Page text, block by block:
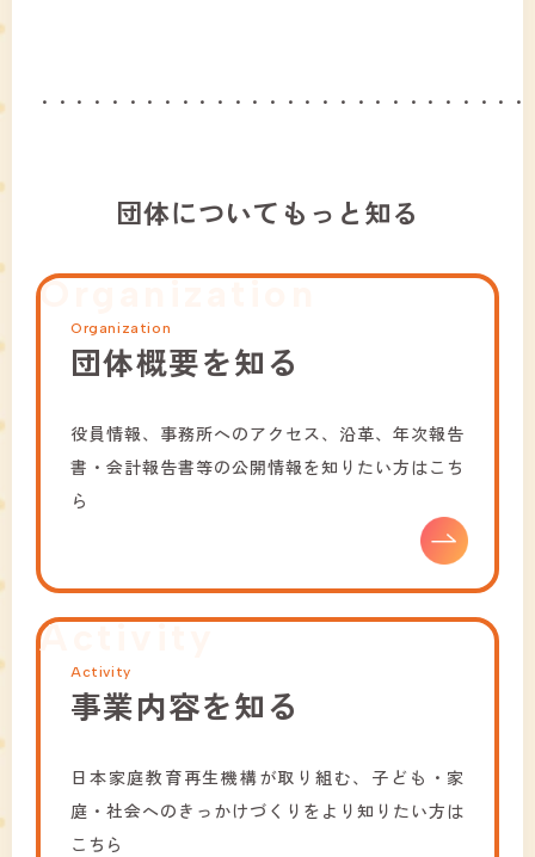
・・・・・・・・・・・・・・・・・・・・・・・・・・・
団体についてもっと知る
Organization
Organization
団体概要を知る
役員情報、事務所へのアクセス、沿革、年次報告
書・会計報告書等の公開情報を知りたい方はこち
ら
Activity
Activity
事業内容を知る
日本家庭教育再生機構が取り組む、子ども・家
庭・社会へのきっかけづくりをより知りたい方は
こちら